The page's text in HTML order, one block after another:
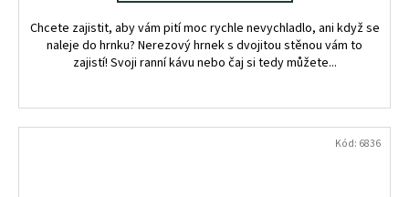
Chcete zajistit, aby vám pití moc rychle nevychladlo, ani když se
naleje do hrnku? Nerezový hrnek s dvojitou stěnou vám to
zajistí! Svoji ranní kávu nebo čaj si tedy můžete...
Kód: 6836